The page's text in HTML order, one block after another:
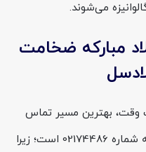
می‌شوند.
مبارکه ضخامت
وقت، بهترین مسیر تماس
مستقیم با بخش فروش فولادسل به شماره 02174486 است؛ زیرا